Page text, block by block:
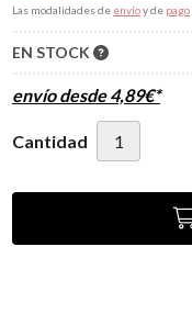
Las modalidades de envíoy de pago
EN STOCK
envío desde4,89€*
Cantidad